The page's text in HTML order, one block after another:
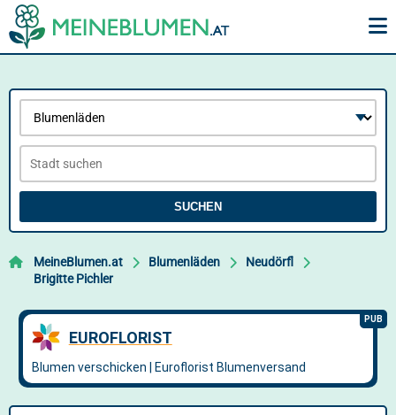
SUCHEN
MeineBlumen.at Blumenläden
Neudörfl
Brigitte Pichler